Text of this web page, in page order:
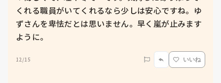
くれる職員がいてくれるなら少しは安心ですね。ゆ
ずさんを卑怯だとは思いません。早く嵐が止みます
ように。
12/15 いいね